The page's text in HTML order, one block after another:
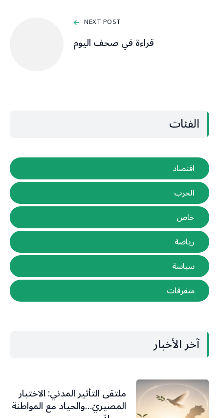
NEXT POST
قراءة في صحف اليوم
الفئات
اقتصاد
الحرب
خاص
رياضة
سياسة
متفرقات
آخر الأخبار
ملتقى التأثير المدني: الاختبار
المصيريّ…والحياد مع المواطنة